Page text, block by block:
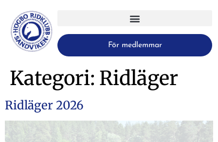
För medlemmar
Kategori: Ridläger
Ridläger 2026